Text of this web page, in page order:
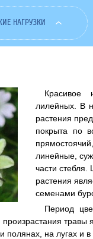
НАГРУЗКИ
Красивое
лилейных. В
растения
покрыта по
линейные,
части
растения
семенами
Период
на лугах и